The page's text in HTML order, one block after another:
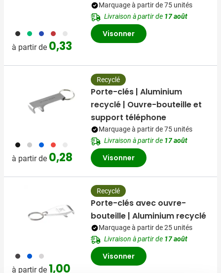
001 004 005 008 032
à partir de 0,33
Marquage à partir de 75 unités
Livraison à partir de 17 août
Visonner
001 003 005 008
à partir de 0,28
Recyclé
Porte-clés | Aluminium
recyclé | Ouvre-bouteille et
support téléphone
Marquage à partir de 75 unités
Livraison à partir de 17 août
Visonner
001 005 032
à partir de 1,00
Recyclé
Porte-clés avec ouvre-
bouteille | Aluminium recyclé
Marquage à partir de 25 unités
Livraison à partir de 17 août
Visonner